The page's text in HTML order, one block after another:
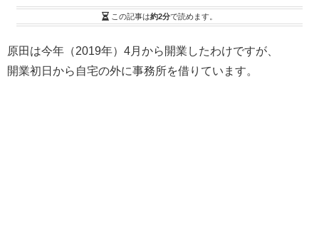
この記事は約2分で読めます。
原田は今年（2019年）4月から開業したわけですが、
開業初日から自宅の外に事務所を借りています。